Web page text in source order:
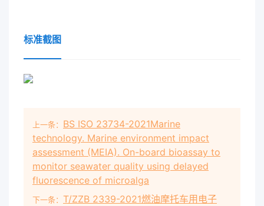
标准截图
上一条： BS ISO 23734-2021Marine
technology. Marine environment impact
assessment (MEIA). On-board bioassay to
monitor seawater quality using delayed
fluorescence of microalga
下一条： T/ZZB 2339-2021燃油摩托车用电子